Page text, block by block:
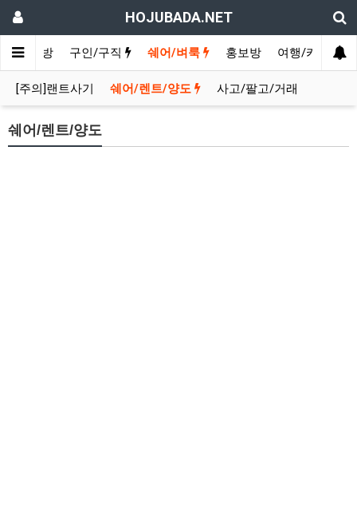
HOJUBADA.NET
수다방 구인/구직 쉐어/벼룩 홍보방 여행/카페
[주의]랜트사기 쉐어/렌트/양도 사고/팔고/거래
쉐어/렌트/양도